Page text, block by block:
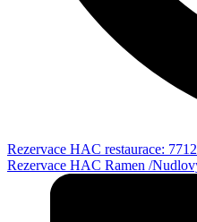
Rezervace HAC restaurace:
Rezervace HAC Ramen /